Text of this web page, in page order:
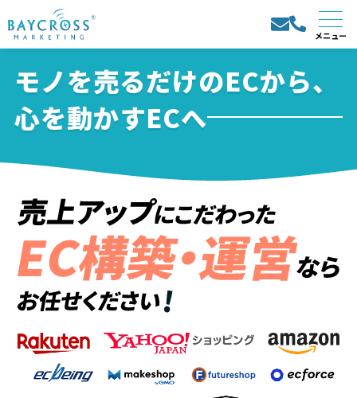
モノを売るだけのECから、
心を動かすECへ